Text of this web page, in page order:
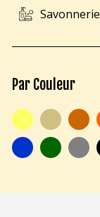
Savonnerie
Par Couleur